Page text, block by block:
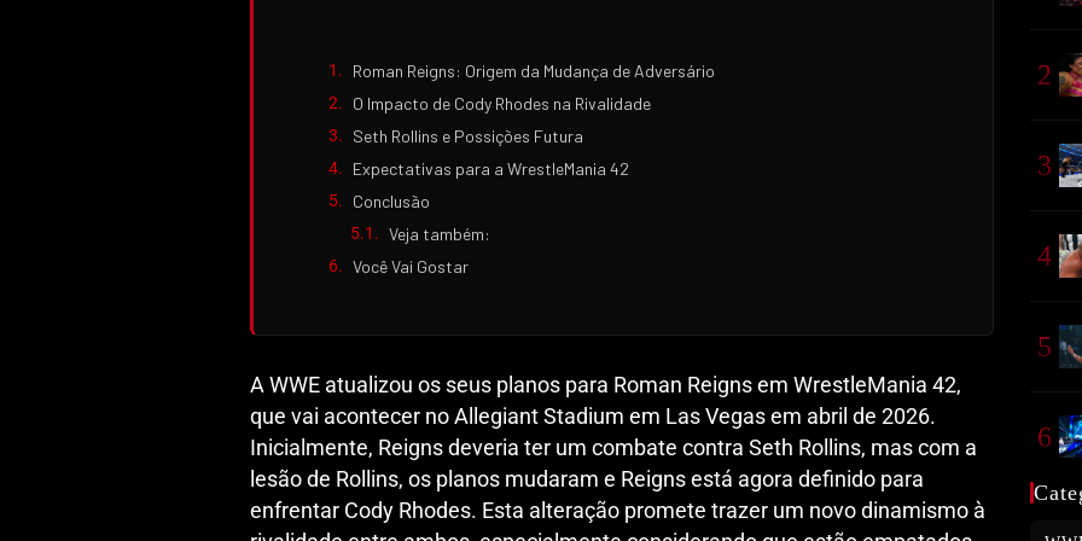
Roman Reigns: Origem da Mudança de Adversário
O Impacto de Cody Rhodes na Rivalidade
Seth Rollins e Possições Futura
Expectativas para a WrestleMania 42
Conclusão
Veja também:
Você Vai Gostar
A WWE atualizou os seus planos para Roman Reigns em WrestleMania 42,
que vai acontecer no Allegiant Stadium em Las Vegas em abril de 2026.
Inicialmente, Reigns deveria ter um combate contra Seth Rollins, mas com a
lesão de Rollins, os planos mudaram e Reigns está agora definido para
enfrentar Cody Rhodes. Esta alteração promete trazer um novo dinamismo à
2
3
4
5
6